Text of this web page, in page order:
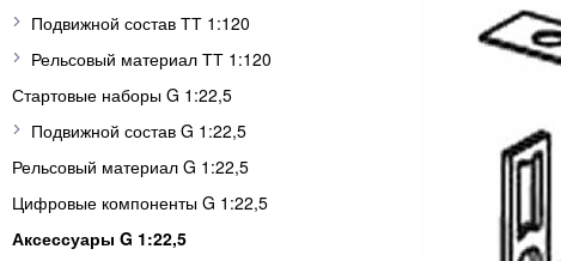
Подвижной состав ТТ 1:120
Рельсовый материал ТТ 1:120
Стартовые наборы G 1:22,5
Подвижной состав G 1:22,5
Рельсовый материал G 1:22,5
Цифровые компоненты G 1:22,5
Аксессуары G 1:22,5